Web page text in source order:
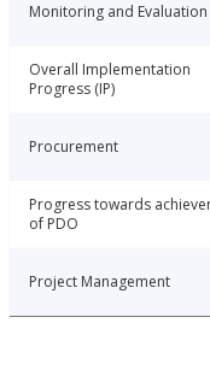
Monitoring and Evaluation
Overall Implementation
Progress (IP)
Procurement
Progress towards
of PDO
Project Management